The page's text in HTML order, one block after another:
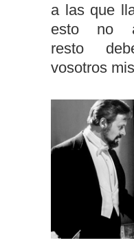
a las que
esto no
resto
vosotros